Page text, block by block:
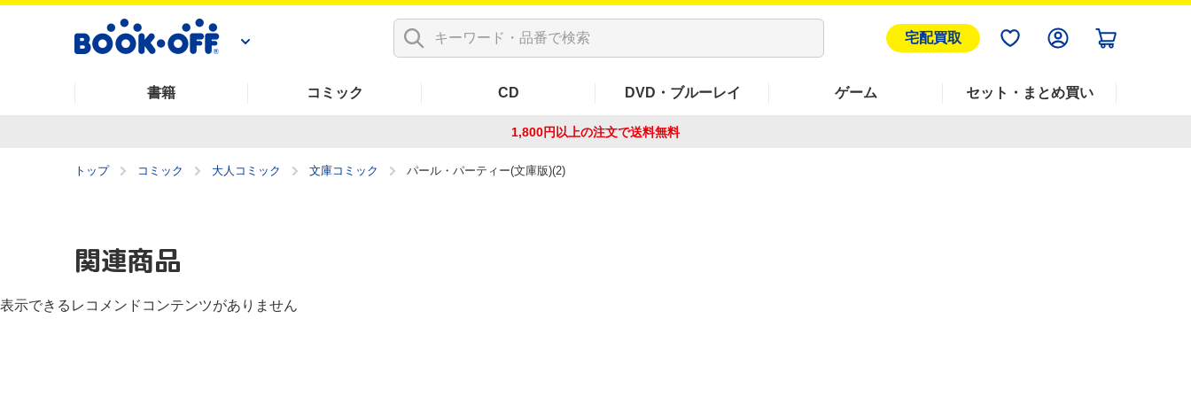
宅配買取
書籍 コミック CD DVD・ブルーレイ ゲーム セット・まとめ買い
1,800円以上の注文で送料無料
トップ コミック 大人コミック 文庫コミック パール・パーティー(文庫版)(2)
関連商品
表示できるレコメンドコンテンツがありません